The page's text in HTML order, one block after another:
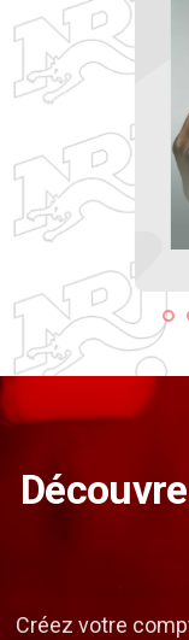
Créez votre